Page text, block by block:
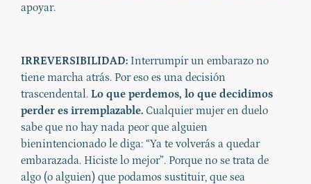
apoyar.
IRREVERSIBILIDAD: Interrumpir un embarazo no
tiene marcha atrás. Por eso es una decisión
trascendental. Lo que perdemos, lo que decidimos
perder es irremplazable. Cualquier mujer en duelo
sabe que no hay nada peor que alguien
bienintencionado le diga: “Ya te volverás a quedar
embarazada. Hiciste lo mejor”. Porque no se trata de
algo (o alguien) que podamos sustituir, que sea